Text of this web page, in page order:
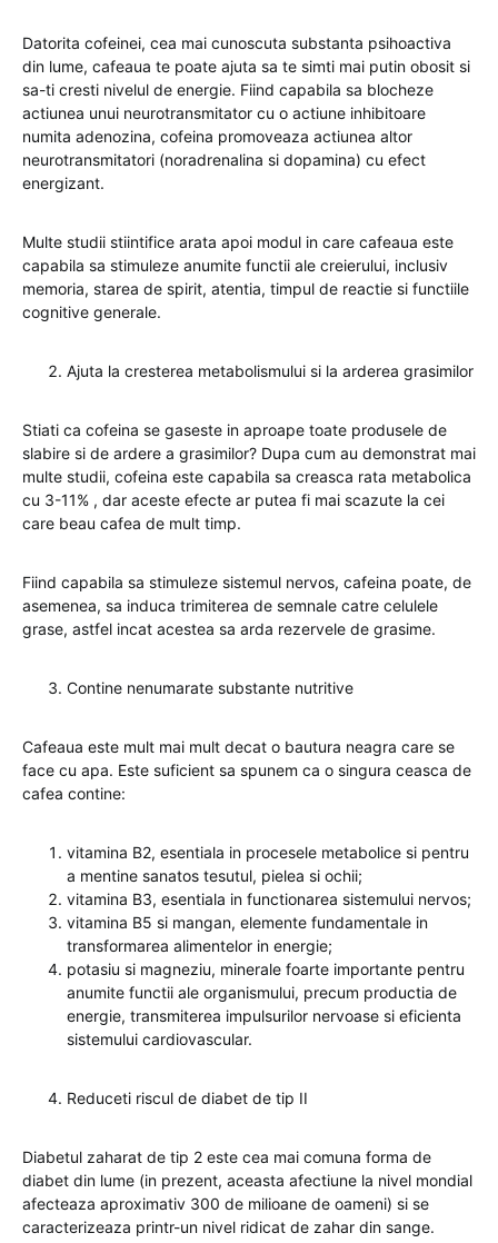
Datorita cofeinei, cea mai cunoscuta substanta psihoactiva
din lume, cafeaua te poate ajuta sa te simti mai putin obosit si
sa-ti cresti nivelul de energie. Fiind capabila sa blocheze
actiunea unui neurotransmitator cu o actiune inhibitoare
numita adenozina, cofeina promoveaza actiunea altor
neurotransmitatori (noradrenalina si dopamina) cu efect
energizant.
Multe studii stiintifice arata apoi modul in care cafeaua este
capabila sa stimuleze anumite functii ale creierului, inclusiv
memoria, starea de spirit, atentia, timpul de reactie si functiile
cognitive generale.
Ajuta la cresterea metabolismului si la arderea grasimilor
Stiati ca cofeina se gaseste in aproape toate produsele de
slabire si de ardere a grasimilor? Dupa cum au demonstrat mai
multe studii, cofeina este capabila sa creasca rata metabolica
cu 3-11% , dar aceste efecte ar putea fi mai scazute la cei
care beau cafea de mult timp.
Fiind capabila sa stimuleze sistemul nervos, cafeina poate, de
asemenea, sa induca trimiterea de semnale catre celulele
grase, astfel incat acestea sa arda rezervele de grasime.
Contine nenumarate substante nutritive
Cafeaua este mult mai mult decat o bautura neagra care se
face cu apa. Este suficient sa spunem ca o singura ceasca de
cafea contine:
vitamina B2, esentiala in procesele metabolice si pentru
a mentine sanatos tesutul, pielea si ochii;
vitamina B3, esentiala in functionarea sistemului nervos;
vitamina B5 si mangan, elemente fundamentale in
transformarea alimentelor in energie;
potasiu si magneziu, minerale foarte importante pentru
anumite functii ale organismului, precum productia de
energie, transmiterea impulsurilor nervoase si eficienta
sistemului cardiovascular.
Reduceti riscul de diabet de tip II
Diabetul zaharat de tip 2 este cea mai comuna forma de
diabet din lume (in prezent, aceasta afectiune la nivel mondial
afecteaza aproximativ 300 de milioane de oameni) si se
caracterizeaza printr-un nivel ridicat de zahar din sange.